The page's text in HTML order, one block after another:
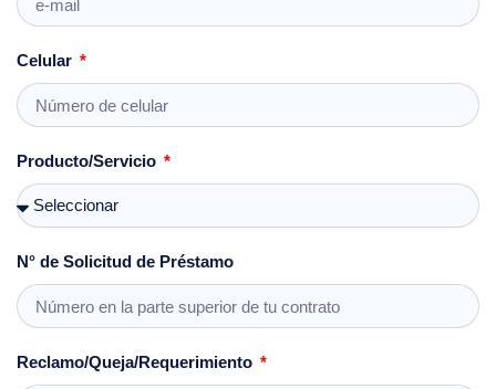
Celular
Producto/Servicio
N° de Solicitud de Préstamo
Reclamo/Queja/Requerimiento